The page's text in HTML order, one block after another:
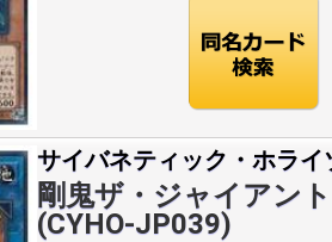
サイバネティック・ホライ
剛鬼ザ・ジャイアン
(CYHO-JP039)